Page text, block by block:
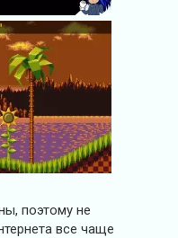
поэтому не
все чаще